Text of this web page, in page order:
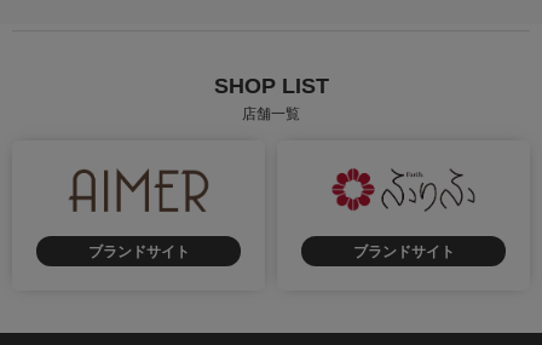
SHOP LIST
店舗一覧
ブランドサイト ブランドサイト